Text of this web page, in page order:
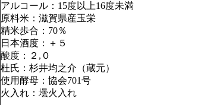
アルコール：15度以上16度未満
原料米：滋賀県産玉栄
精米歩合：70％
日本酒度：＋５
酸度：２,０
杜氏：杉井均之介（蔵元）
使用酵母：協会701号
火入れ：壜火入れ